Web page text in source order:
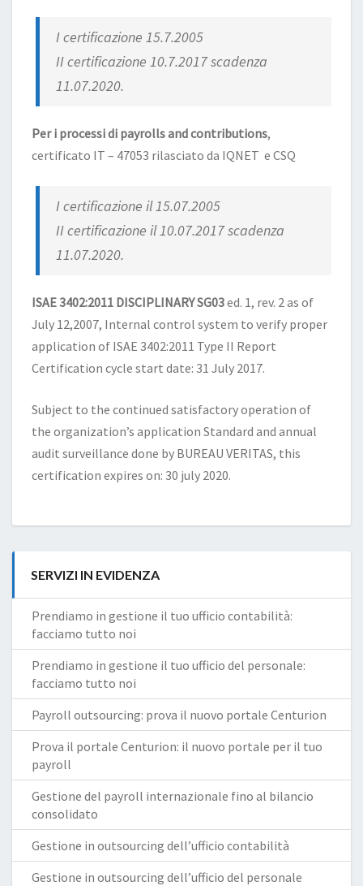
I certificazione 15.7.2005
II certificazione 10.7.2017 scadenza
11.07.2020.
Per i processi di payrolls and contributions,
certificato IT – 47053 rilasciato da IQNET e CSQ
I certificazione il 15.07.2005
II certificazione il 10.07.2017 scadenza
11.07.2020.
ISAE 3402:2011 DISCIPLINARY SG03ed. 1, rev. 2 as of
July 12,2007, Internal control system to verify proper
application of ISAE 3402:2011 Type II Report
Certification cycle start date: 31 July 2017.
Subject to the continued satisfactory operation of
the organization’s application Standard and annual
audit surveillance done by BUREAU VERITAS, this
certification expires on: 30 july 2020.
SERVIZI IN EVIDENZA
Prendiamo in gestione il tuo ufficio contabilità:
facciamo tutto noi
Prendiamo in gestione il tuo ufficio del personale:
facciamo tutto noi
Payroll outsourcing: prova il nuovo portale Centurion
Prova il portale Centurion: il nuovo portale per il tuo
payroll
Gestione del payroll internazionale fino al bilancio
consolidato
Gestione in outsourcing dell’ufficio contabilità
Gestione in outsourcing dell’ufficio del personale